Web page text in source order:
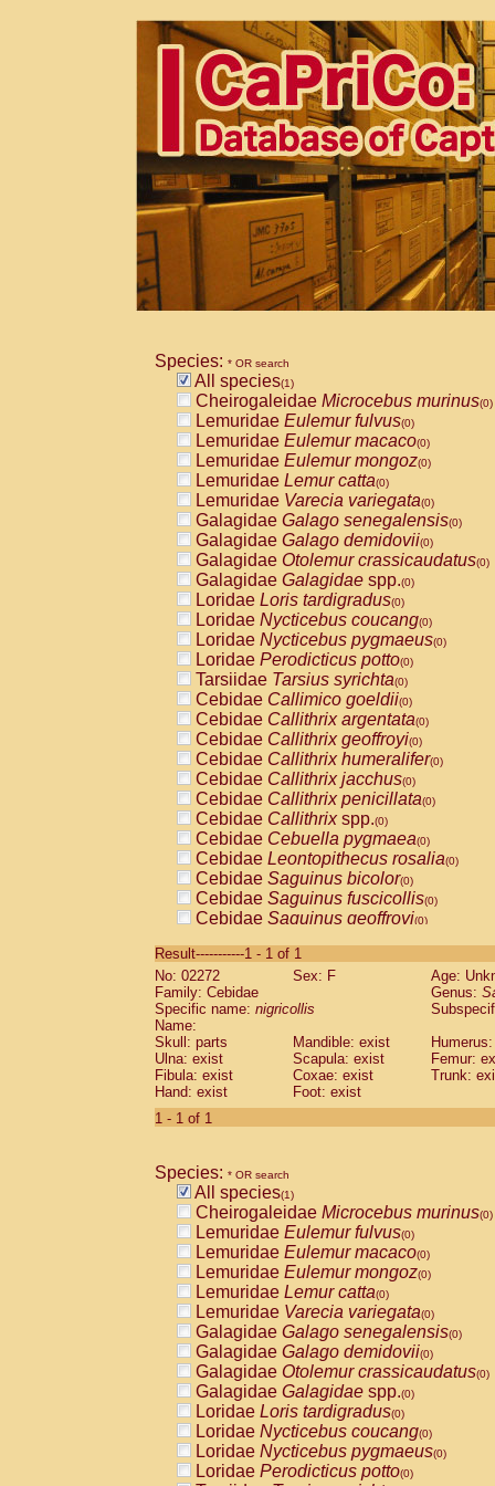
Species: * OR search
All species(1)
Cheirogaleidae Microcebus murinus(0)
Lemuridae Eulemur fulvus(0)
Lemuridae Eulemur macaco(0)
Lemuridae Eulemur mongoz(0)
Lemuridae Lemur catta(0)
Lemuridae Varecia variegata(0)
Galagidae Galago senegalensis(0)
Galagidae Galago demidovii(0)
Galagidae Otolemur crassicaudatus(0)
Galagidae Galagidae spp.(0)
Loridae Loris tardigradus(0)
Loridae Nycticebus coucang(0)
Loridae Nycticebus pygmaeus(0)
Loridae Perodicticus potto(0)
Tarsiidae Tarsius syrichta(0)
Cebidae Callimico goeldii(0)
Cebidae Callithrix argentata(0)
Cebidae Callithrix geoffroyi(0)
Cebidae Callithrix humeralifer(0)
Cebidae Callithrix jacchus(0)
Cebidae Callithrix penicillata(0)
Cebidae Callithrixspp.(0)
Cebidae Cebuella pygmaea(0)
Cebidae Leontopithecus rosalia(0)
Cebidae Saguinus bicolor(0)
Cebidae Saguinus fuscicollis(0)
Cebidae Saguinus geoffroyi(0)
CebidaeSaguinus labiatus(0)
Cebidae Saguinus leucopus (0)
Cebidae
CebidaeSaguinus mystax
Cebidae Saguinus nigricollis (1)
Cebidae Saguinus oedipus
Cebidae Saguinus weddelli
Cebidae Saguinusspp.
Cebidae
CebidaeCebus capucinus
CebidaeCebus nigrivittatus
CebidaeCebus spp.(0)
CebidaeSaimiri boliviensis(0)
CebidaeSaimiri sciureus(0)
AtelidaeAlouatta caraya(0)
AtelidaeAlouatta fusca(0)
AtelidaeAlouatta seniculus(0)
AtelidaeAlouattaspp.(0)
AtelidaeAteles belzebuth(0)
AtelidaeAteles geoffroyi(0)
AtelidaeAteles paniscus(0)
AtelidaeAtelesspp.(0)
AtelidaeLagothrix lagothricha(0)
AtelidaeLagothrix lagothricha cana
PitheciidaeCacajao calvus
Result-----------1 - 1 of 1
No: 02272
Sex: F
Age:
Family: Cebidae
Genus:
Specific name: nigricollis
Name:
Skull: parts
Mandible: exist
Ulna: exist
Scapula: exist
Femur:
Fibula: exist
Coxae: exist
Trunk:
Hand: exist
Foot: exist
1 - 1 of 1
Species: * OR search
All species(1)
Cheirogaleidae Microcebus murinus(0)
Lemuridae Eulemur fulvus(0)
Lemuridae Eulemur macaco(0)
Lemuridae Eulemur mongoz(0)
Lemuridae Lemur catta(0)
Lemuridae Varecia variegata(0)
Galagidae Galago senegalensis(0)
Galagidae Galago demidovii(0)
Galagidae Otolemur crassicaudatus(0)
Galagidae Galagidae spp.(0)
Loridae Loris tardigradus(0)
Loridae Nycticebus coucang(0)
Loridae Nycticebus pygmaeus(0)
Loridae Perodicticus potto(0)